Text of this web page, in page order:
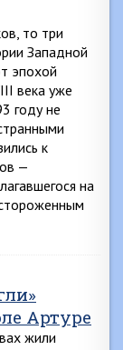
то три
Западной
эпохой
века уже
году не
к
—
на
Артуре
жили